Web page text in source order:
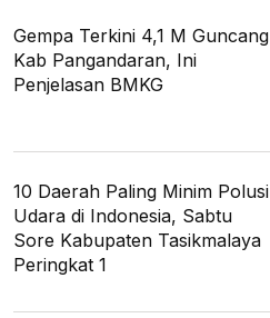
Gempa Terkini 4,1 M Guncang
Kab Pangandaran, Ini
Penjelasan BMKG
10 Daerah Paling Minim Polusi
Udara di Indonesia, Sabtu
Sore Kabupaten Tasikmalaya
Peringkat 1